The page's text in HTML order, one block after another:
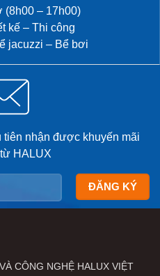
(8h00 – 17h00)
kế – Thi công
jacuzzi – Bể bơi
nhận được khuyến mãi
HALUX
CÔNG NGHỆ HALUX VIỆT